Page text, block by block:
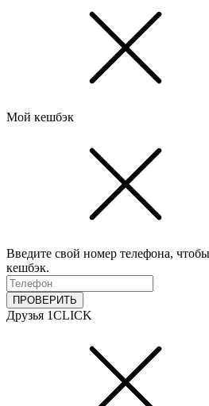
Мой кешбэк
Введите свой номер телефона,
кешбэк.
ПРОВЕРИТЬ
Друзья 1CLICK